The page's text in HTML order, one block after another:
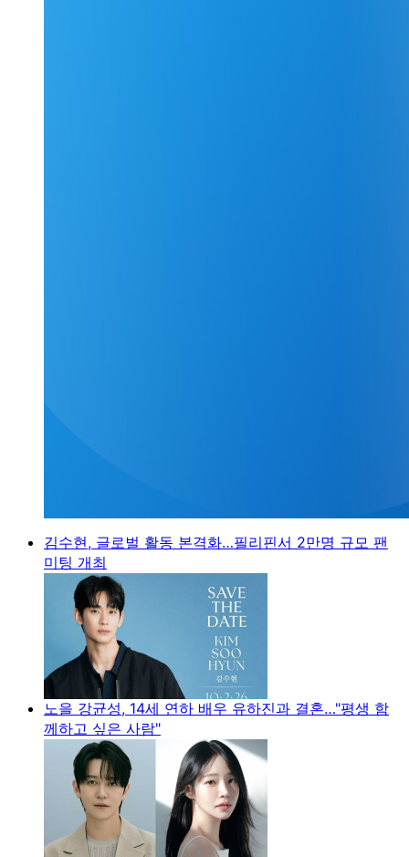
김수현, 글로벌 활동 본격화…필리핀서 2만명 규모 팬
미팅 개최
노을 강균성, 14세 연하 배우 유하진과 결혼…"평생 함
께하고 싶은 사람"